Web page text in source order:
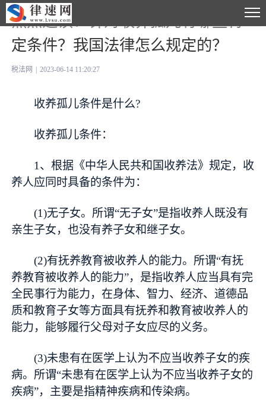
焦点速读：针对收养孤儿有哪些特
定条件？我国法律怎么规定的？
税法网 2023-06-14 11:20:27
收养孤儿条件是什么?
收养孤儿条件：
1、根据《中华人民共和国收养法》规定，收
养人应同时具备的条件为：
(1)无子女。所谓“无子女”是指收养人既没有
亲生子女，也没有养子女和继子女。
(2)有抚养教育被收养人的能力。所谓“有抚
养教育被收养人的能力”，是指收养人应当具有完
全民事行为能力，在身体、智力、经济、道德品
质和教育子女等方面具有抚养和教育被收养人的
能力，能够履行父母对子女应尽的义务。
(3)未患有在医学上认为不应当收养子女的疾
病。所谓“未患有在医学上认为不应当收养子女的
疾病”，主要是指精神疾病和传染病。